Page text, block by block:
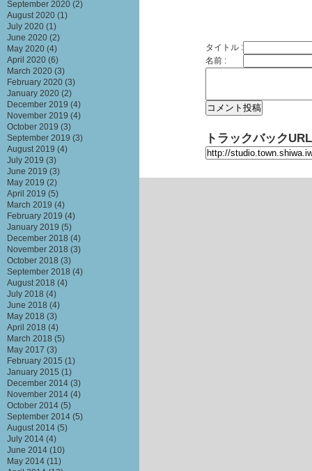
タイトル :
名前 :
トラックバックURL
September 2020 (2)
August 2020 (1)
July 2020 (1)
June 2020 (2)
May 2020 (4)
April 2020 (6)
March 2020 (3)
February 2020 (3)
January 2020 (2)
December 2019 (4)
November 2019 (4)
October 2019 (3)
September 2019 (3)
August 2019 (4)
July 2019 (3)
June 2019 (3)
May 2019 (2)
April 2019 (5)
March 2019 (4)
February 2019 (4)
January 2019 (5)
December 2018 (4)
November 2018 (3)
October 2018 (3)
September 2018 (4)
August 2018 (4)
July 2018 (4)
June 2018 (4)
May 2018 (3)
April 2018 (4)
March 2018 (5)
May 2017 (3)
February 2015 (1)
January 2015 (1)
December 2014 (3)
November 2014 (4)
October 2014 (5)
September 2014 (5)
August 2014 (5)
July 2014 (4)
June 2014 (10)
May 2014 (11)